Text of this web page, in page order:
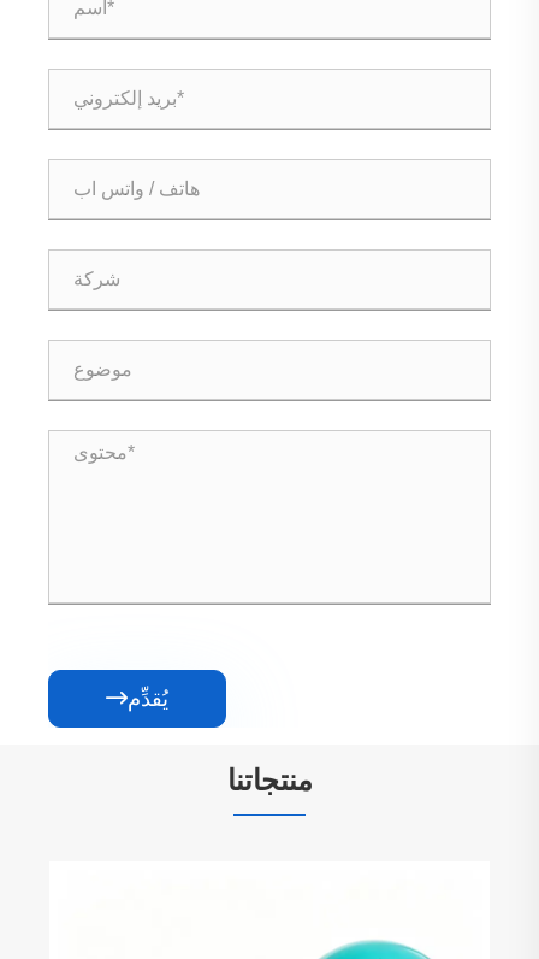
يُقدِّم
منتجاتنا